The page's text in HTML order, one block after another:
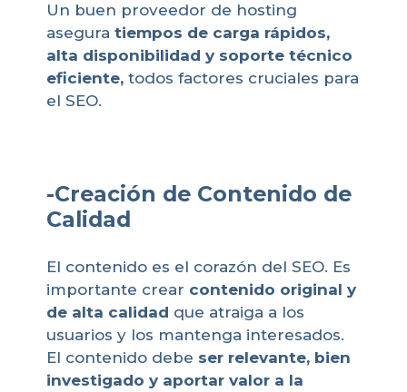
Un buen proveedor de hosting
asegura tiempos de carga rápidos,
alta disponibilidad y soporte técnico
eficiente, todos factores cruciales para
el SEO.
-Creación de Contenido de
Calidad
El contenido es el corazón del SEO. Es
importante crear contenido original y
de alta calidad que atraiga a los
usuarios y los mantenga interesados.
El contenido debe ser relevante, bien
investigado y aportar valor a la